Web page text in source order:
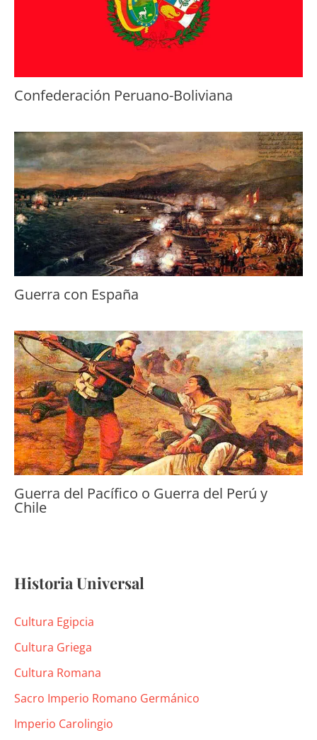
Confederación Peruano-Boliviana
Guerra con España
Guerra del Pacífico o Guerra del Perú y
Chile
Historia Universal
Cultura Egipcia
Cultura Griega
Cultura Romana
Sacro Imperio Romano Germánico
Imperio Carolingio